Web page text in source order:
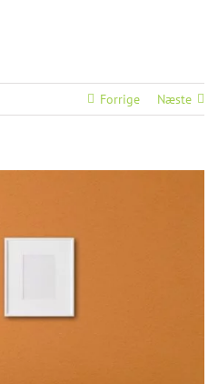
Forrige Næste